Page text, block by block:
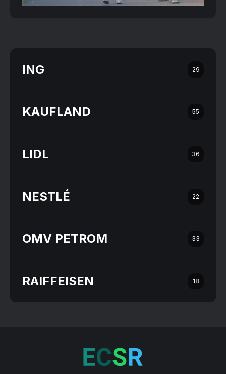
ING 29
KAUFLAND 55
LIDL 36
NESTLÉ 22
OMV PETROM 33
RAIFFEISEN 18